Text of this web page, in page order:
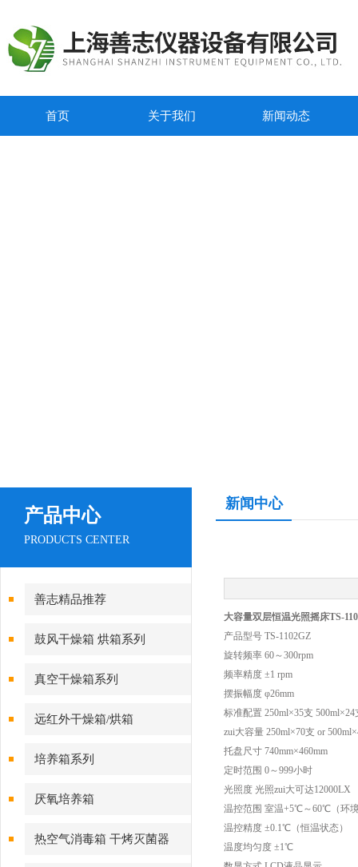
首页 关于我们 新闻动态
产品中心
PRODUCTS CENTER
善志精品推荐
鼓风干燥箱 烘箱系列
真空干燥箱系列
远红外干燥箱/烘箱
培养箱系列
厌氧培养箱
热空气消毒箱 干烤灭菌器
新闻中心
大容量双层恒温光照摇床TS-
产品型号 TS-1102GZ
旋转频率 60～300rpm
频率精度 ±1 rpm
摆振幅度 φ26mm
标准配置 250ml×35支 500ml×24
zui大容量 250ml×70支 or
托盘尺寸 740mm×460mm
定时范围 0～999小时
光照度 光照zui大可达12000LX
温控范围 室温+5℃～60℃（环
温控精度 ±0.1℃（恒温状态）
温度均匀度 ±1℃